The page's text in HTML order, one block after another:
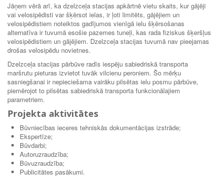
Jāņem vērā arī, ka dzelzceļa stacijas apkārtnē vietu skaits, kur gājēji
vai velosipēdisti var šķērsot ielas, ir ļoti limitēts, gājējiem un
velosipēdistiem noteiktos gadījumos vienīgā ielu šķērsošanas
alternatīva ir tuvumā esošie pazemes tuneļi, kas rada fiziskus šķeršļus
velosipēdistiem un gājējiem. Dzelzceļa stacijas tuvumā nav pieejamas
drošas velosipēdu novietnes.
Dzelzceļa stacijas pārbūve radīs iespēju sabiedriskā transporta
maršrutu pieturas izvietot tuvāk vilcienu peroniem. Šo mērķu
sasniegšanai ir nepieciešama vairāku pilsētas ielu posmu pārbūve,
piemērojot to pilsētas sabiedriskā transporta funkcionālajiem
parametriem.
Projekta aktivitātes
Būvniecības ieceres tehniskās dokumentācijas izstrāde;
Ekspertīze;
Būvdarbi;
Autoruzraudzība;
Būvuzraudzība;
Publicitātes pasākumi.